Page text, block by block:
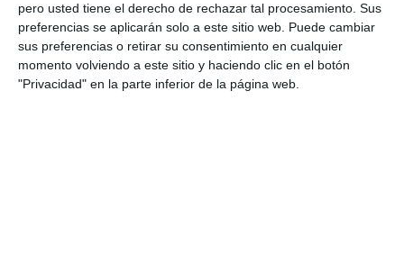
pero usted tiene el derecho de rechazar tal procesamiento. Sus
preferencias se aplicarán solo a este sitio web. Puede cambiar
sus preferencias o retirar su consentimiento en cualquier
momento volviendo a este sitio y haciendo clic en el botón
"Privacidad" en la parte inferior de la página web.
Este material favorece el desarrollo de la
competencia matemática, lavisualización
espacial, laaplicación de fórmulasy la
resolución de problemas
, en coherencia con